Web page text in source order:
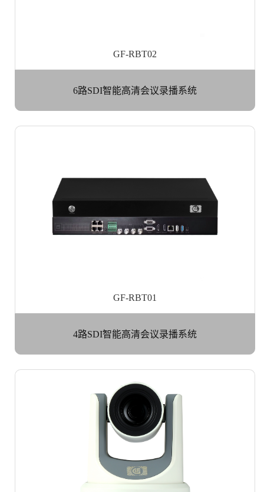
GF-RBT02
6路SDI智能高清会议录播系统
GF-RBT01
4路SDI智能高清会议录播系统